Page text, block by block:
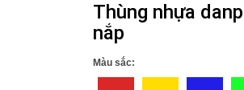
Thùng nhựa
nắp
Màu sắc: